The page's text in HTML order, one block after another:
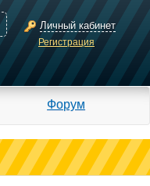
Личный кабинет
Регистрация
Форум